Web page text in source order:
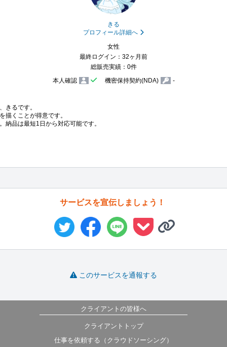
きる
プロフィール詳細へ
女性
最終ログイン：32ヶ月前
総販売実績：0件
本人確認
機密保持契約(NDA) -
きるです。
描くことが得意です。
サービスを宣伝しましょう！
このサービスを通報する
クライアントの皆様へ
クライアントトップ
仕事を依頼する（クラウドソーシング）